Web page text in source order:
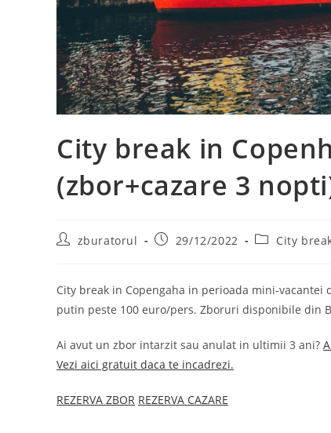
City break in
(zbor+cazare 3
Postzburatorul
Post29/12/2022
PostCity
City break in Copengaha in perioada mini-
putin peste 100 euro/pers. Zboruri disponibile din
Ai avut un zbor intarzit sau anulat in ultimii 3 ani?
Vezi aici gratuit daca te incadrezi.
REZERVA ZBOR REZERVA CAZARE